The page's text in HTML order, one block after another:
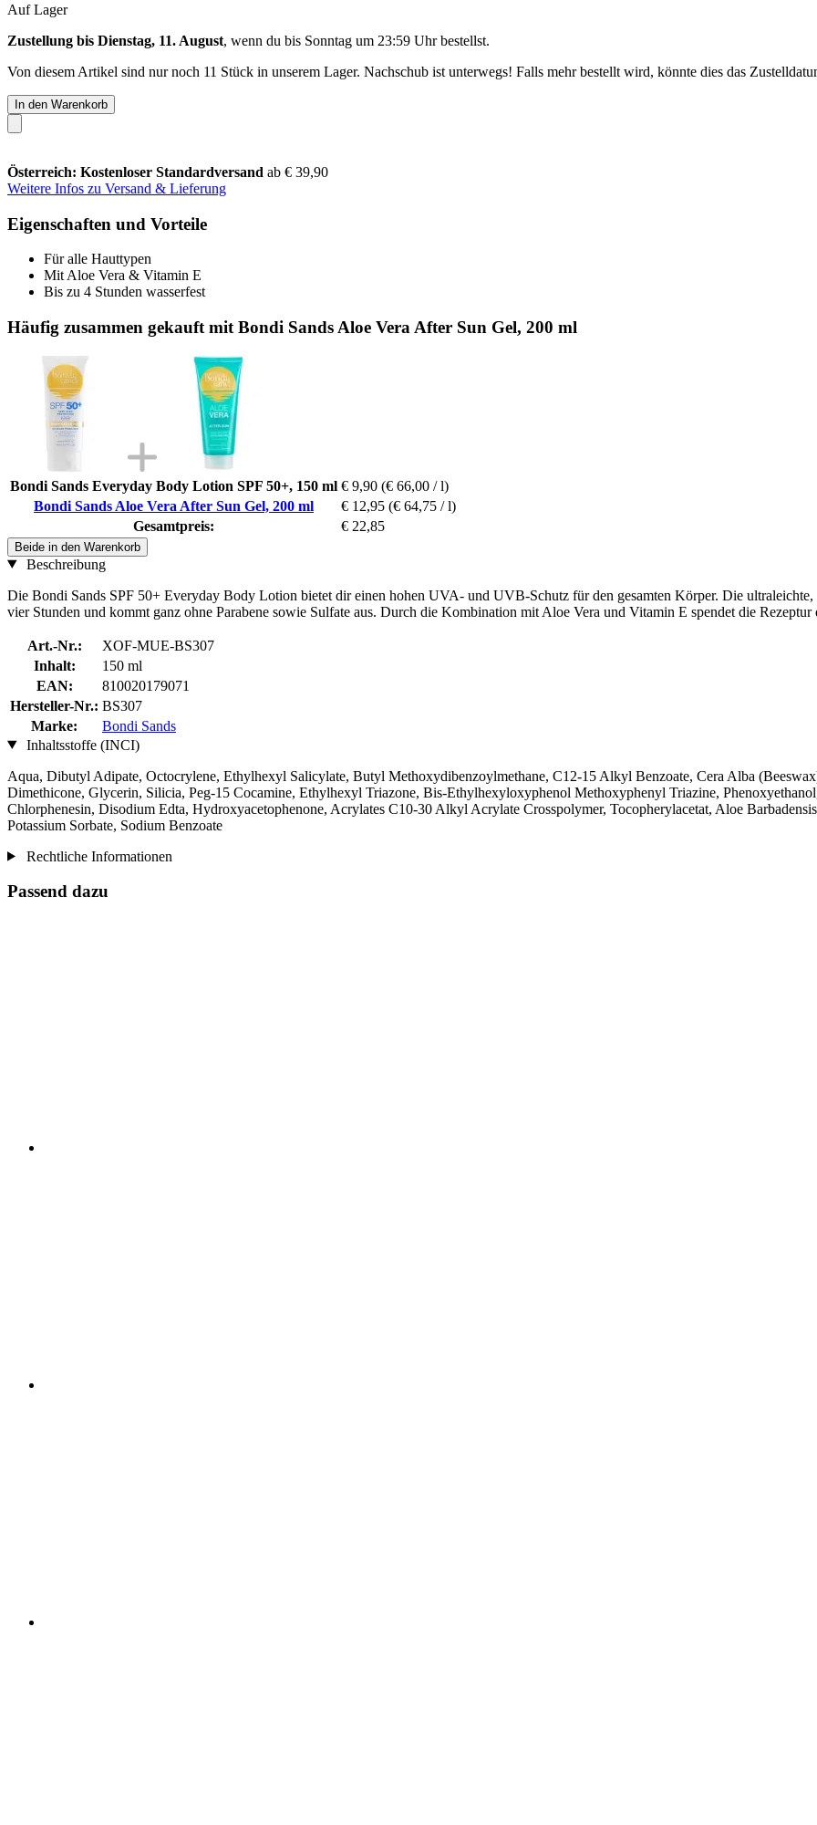
Auf Lager
Zustellung bis Dienstag, 11. August, wenn du bis Sonntag um 23:59 Uhrbestellst.
Von diesem Artikel sind nur noch 11 Stück in unserem Lager. Nachschub ist unterwegs! Falls mehr bestellt wird, könnte dies das
In den Warenkorb
Österreich: Kostenloser Standardversand ab € 39,90
Weitere Infos zu Versand & Lieferung
Eigenschaften und Vorteile
Für alle Hauttypen
Mit Aloe Vera & Vitamin E
Bis zu 4 Stunden wasserfest
Häufig zusammen gekauft mit Bondi Sands Aloe Vera After Sun Gel, 200 ml
Bondi Sands Everyday Body Lotion SPF 50+, 150 ml € 9,90 (€ 66,00 / l)
Bondi Sands Aloe Vera After Sun Gel, 200 ml
€ 12,95 (€ 64,75 / l)
Gesamtpreis:
€ 22,85
Beide in den Warenkorb
Beschreibung
Die Bondi Sands SPF 50+ Everyday Body Lotion bietet dir einen hohen UVA- und UVB-Schutz für den gesamten Körper. Die
vier Stunden und kommt ganz ohne Parabene sowie Sulfate aus. Durch die Kombination mit Aloe Vera und Vitamin E spendet die
Art.-Nr.:
XOF-MUE-BS307
Inhalt:
150 ml
EAN:
810020179071
Hersteller-Nr.: BS307
Marke:
Bondi Sands
Inhaltsstoffe (INCI)
Aqua, Dibutyl Adipate, Octocrylene, Ethylhexyl Salicylate, Butyl Methoxydibenzoylmethane, C12-15 Alkyl Benzoate, Cera Alba
Dimethicone, Glycerin, Silicia, Peg-15 Cocamine, Ethylhexyl Triazone, Bis-Ethylhexyloxyphenol Methoxyphenyl Triazine,
Chlorphenesin, Disodium Edta, Hydroxyacetophenone, Acrylates C10-30 Alkyl Acrylate Crosspolymer, Tocopherylacetat, Aloe
Potassium Sorbate, Sodium Benzoate
Rechtliche Informationen
Passend dazu